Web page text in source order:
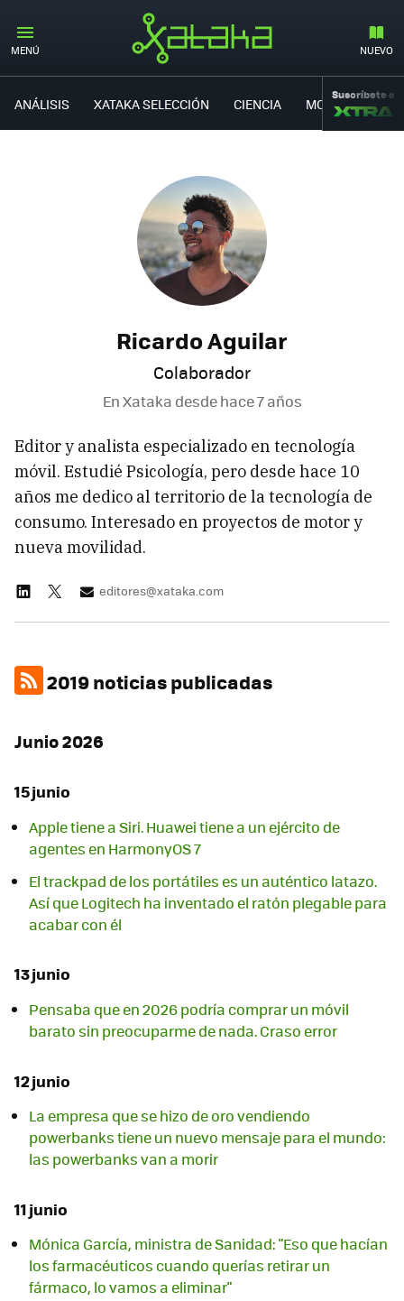
MENÚ NUEVO
ANÁLISIS XATAKA SELECCIÓN CIENCIA MOVILIDAD
Suscríbete a
Ricardo Aguilar
Colaborador
En Xataka desdehace 7 años
Editor y analista especializado en tecnología
móvil. Estudié Psicología, pero desde hace 10
años me dedico al territorio de la tecnología de
consumo. Interesado en proyectos de motor y
nueva movilidad.
editores@xataka.com
2019 noticias publicadas
Junio 2026
15 junio
Apple tiene a Siri. Huawei tiene a un ejército de
agentes en HarmonyOS 7
El trackpad de los portátiles es un auténtico latazo.
Así que Logitech ha inventado el ratón plegable para
acabar con él
13 junio
Pensaba que en 2026 podría comprar un móvil
barato sin preocuparme de nada. Craso error
12 junio
La empresa que se hizo de oro vendiendo
powerbanks tiene un nuevo mensaje para el mundo:
las powerbanks van a morir
11 junio
Mónica García, ministra de Sanidad: "Eso que hacían
los farmacéuticos cuando querías retirar un
fármaco, lo vamos a eliminar"